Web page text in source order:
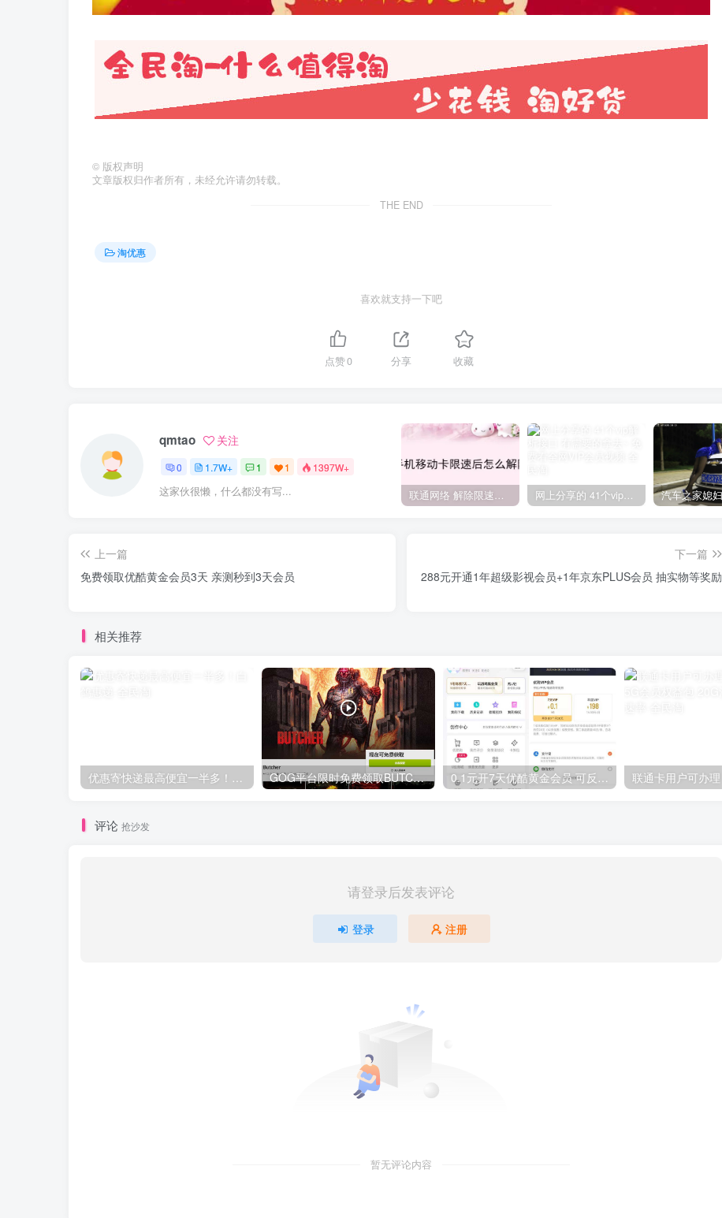
© 版权声明
文章版权归作者所有，未经允许请勿转载。
THE END
淘优惠
喜欢就支持一下吧
点赞0 分享 收藏
qmtao 关注
0 1.7W+ 1 1 1397W+
这家伙很懒，什么都没有写... 联通网络 解除限速方法参考！畅享、畅玩、老白干等及其它地区自测了 网上分享的 41个vip解析接口 有需要的拿去~ 免费看全网VIP会员视频
上一篇
免费领取优酷黄金会员3天 亲测秒到3天会员
下一篇
288元开通1年超级影视会员+1年京东PLUS会员 抽实物等奖励
相关推荐
优惠寄快递最高便宜一半多！白鸽惠递 GOG平台限时免费领取BUTCHER（屠夫） 0.1元开7天优酷黄金会员 可反复开通需要关闭自动续费
评论 抢沙发
请登录后发表评论
登录 注册
暂无评论内容